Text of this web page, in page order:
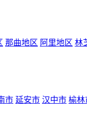
那曲地区 阿里地区 林
市 延安市 汉中市 榆林